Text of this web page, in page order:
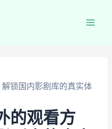
锁国内影剧库的真实体
的观看方